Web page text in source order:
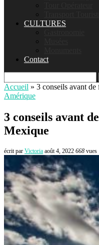
CULTURES
Contact
Accueil » 3 conseils avant
Amérique
3 conseils avant
Mexique
écrit par Victoria août 4, 2022 668 vues